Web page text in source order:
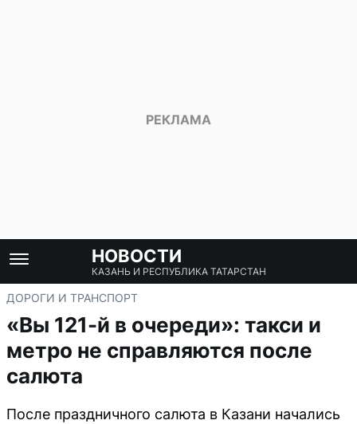
НОВОСТИ
КАЗАНЬ И РЕСПУБЛИКА ТАТАРСТАН
ДОРОГИ И ТРАНСПОРТ
«Вы 121-й в очереди»: такси и
метро не справляются после
салюта
После праздничного салюта в Казани начались